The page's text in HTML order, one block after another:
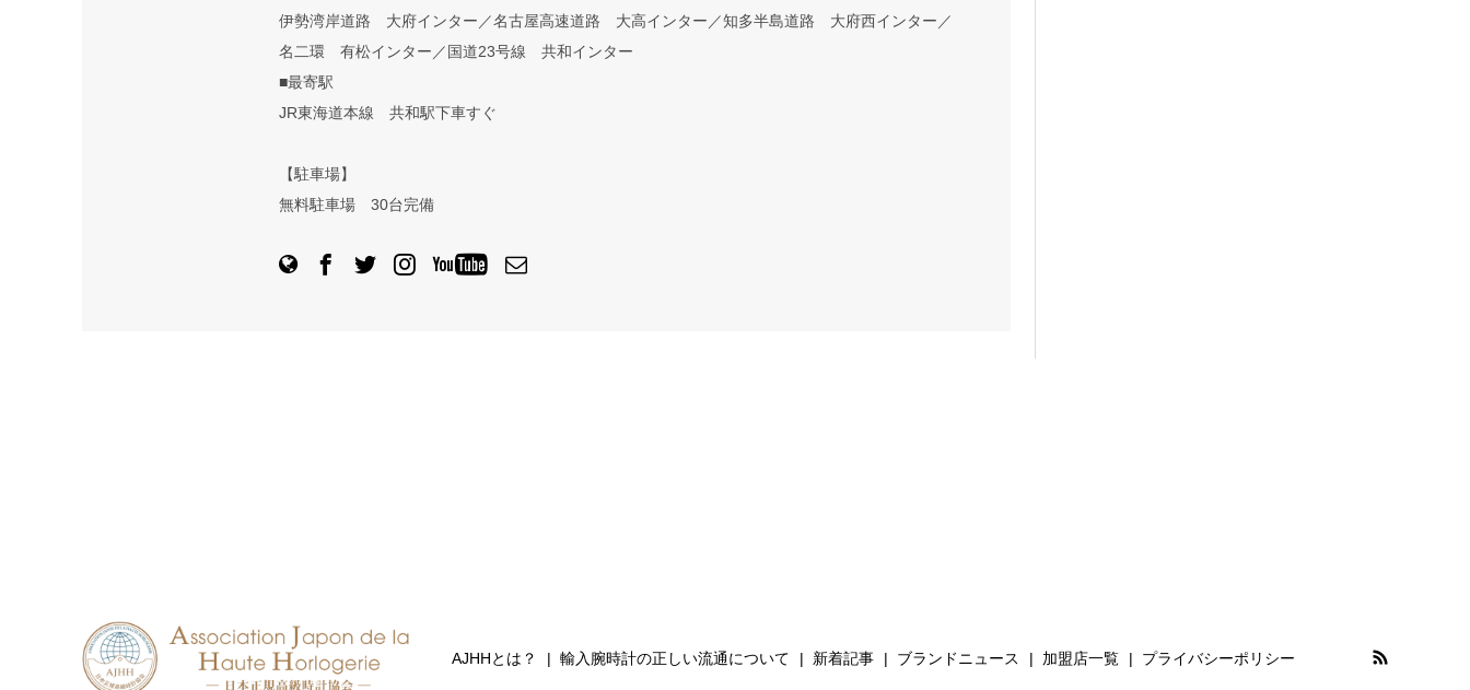
伊勢湾岸道路 大府インター／名古屋高速道路 大高インター／知多半島道路 大府西インター／
名二環 有松インター／国道23号線 共和インター
■最寄駅
JR東海道本線 共和駅下車すぐ
【駐車場】
無料駐車場 30台完備
オッソ イタリィ
AJHHとは？ 輸入腕時計の正しい流通について 新着記事 ブランドニュース 加盟店一覧 プライバシーポリシー